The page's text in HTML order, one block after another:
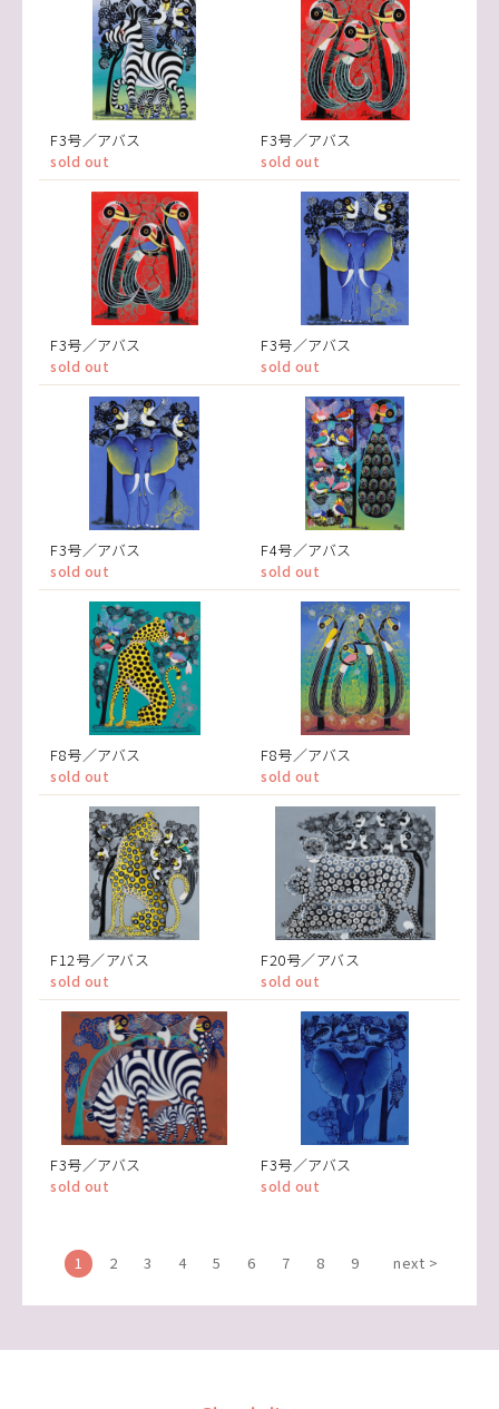
F3号／アバス
sold out
F3号／アバス
sold out
F3号／アバス
sold out
F3号／アバス
sold out
F3号／アバス
sold out
F4号／アバス
sold out
F8号／アバス
sold out
F8号／アバス
sold out
F12号／アバス
sold out
F20号／アバス
sold out
F3号／アバス
sold out
F3号／アバス
sold out
1 2 3 4 5 6 7 8 9 next >